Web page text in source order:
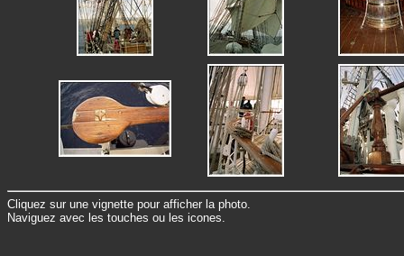
Cliquez sur une vignette pour afficher la photo.
Naviguez avec les touches ou les icones.